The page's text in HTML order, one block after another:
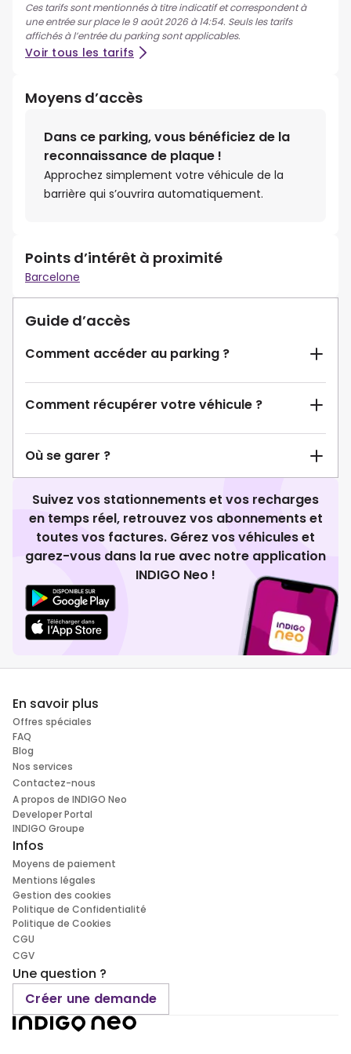
Ces tarifs sont mentionnés à titre indicatif et correspondent à
une entrée sur place le 9 août 2026 à 14:54. Seuls les tarifs
affichés à l’entrée du parking sont applicables.
Voir tous les tarifs
Moyens d’accès
Dans ce parking, vous bénéficiez de la
reconnaissance de plaque !
Approchez simplement votre véhicule de la
barrière qui s’ouvrira automatiquement.
Points d’intérêt à proximité
Barcelone
Guide d’accès
Comment accéder au parking ?
Comment récupérer votre véhicule ?
Où se garer ?
Suivez vos stationnements et vos recharges
en temps réel, retrouvez vos abonnements et
toutes vos factures. Gérez vos véhicules et
garez-vous dans la rue avec notre application
INDIGO Neo !
En savoir plus
Offres spéciales
FAQ
Blog
Nos services
Contactez-nous
A propos de INDIGO Neo
Developer Portal
INDIGO Groupe
Infos
Moyens de paiement
Mentions légales
Gestion des cookies
Politique de Confidentialité
Politique de Cookies
CGU
CGV
Une question ?
Créer une demande